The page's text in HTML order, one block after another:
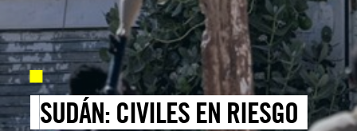
SUDÁN: CIVILES EN RIESGO